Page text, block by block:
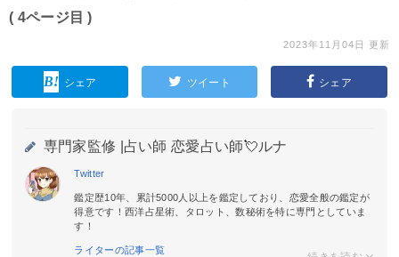
( 4ページ目 )
2023年11月04日 更新
シェア ツイート シェア
専門家監修 | 占い師 恋愛占い師💘ルナ
Twitter
鑑定歴10年、累計5000人以上を鑑定しており、恋愛全般の鑑定が
得意です！西洋占星術、タロット、数秘術を特に専門としていま
す！
ライターの記事一覧